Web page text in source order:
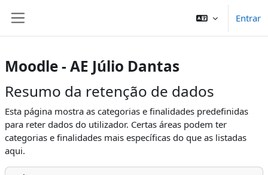
Entrar
Moodle - AE Júlio Dantas
Resumo da retenção de dados
Esta página mostra as categorias e finalidades predefinidas
para reter dados do utilizador. Certas áreas podem ter
categorias e finalidades mais específicas do que as listadas
aqui.